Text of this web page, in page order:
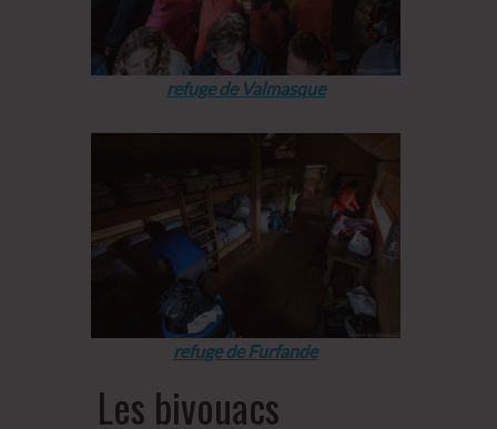
refuge de Valmasque
refuge de Furfande
Les bivouacs